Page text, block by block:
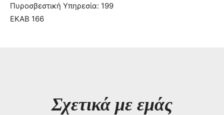
Πυροσβεστική Υπηρεσία: 199
ΕΚΑΒ 166
Σχετικά με εμάς